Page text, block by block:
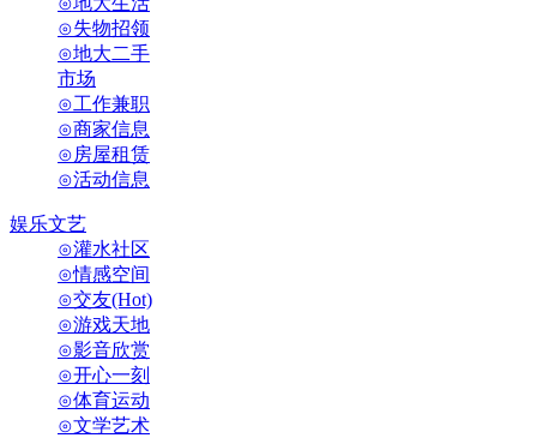
⊙失物招领
⊙地大二手
市场
⊙工作兼职
⊙商家信息
⊙房屋租赁
⊙活动信息
娱乐文艺
⊙灌水社区
⊙情感空间
⊙交友(Hot)
⊙游戏天地
⊙影音欣赏
⊙开心一刻
⊙体育运动
⊙文学艺术